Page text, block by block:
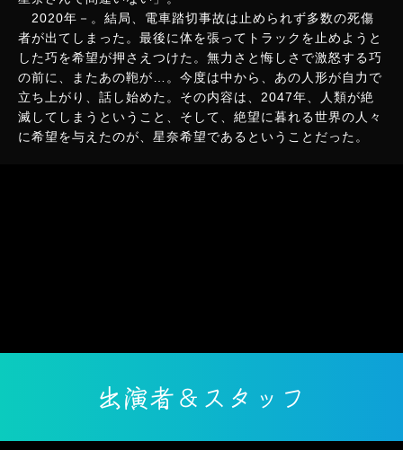
2020年－。結局、電車踏切事故は止められず多数の死傷
者が出てしまった。最後に体を張ってトラックを止めようと
した巧を希望が押さえつけた。無力さと悔しさで激怒する巧
の前に、またあの鞄が…。今度は中から、あの人形が自力で
立ち上がり、話し始めた。その内容は、2047年、人類が絶
滅してしまうということ、そして、絶望に暮れる世界の人々
に希望を与えたのが、星奈希望であるということだった。
出演者＆スタッフ